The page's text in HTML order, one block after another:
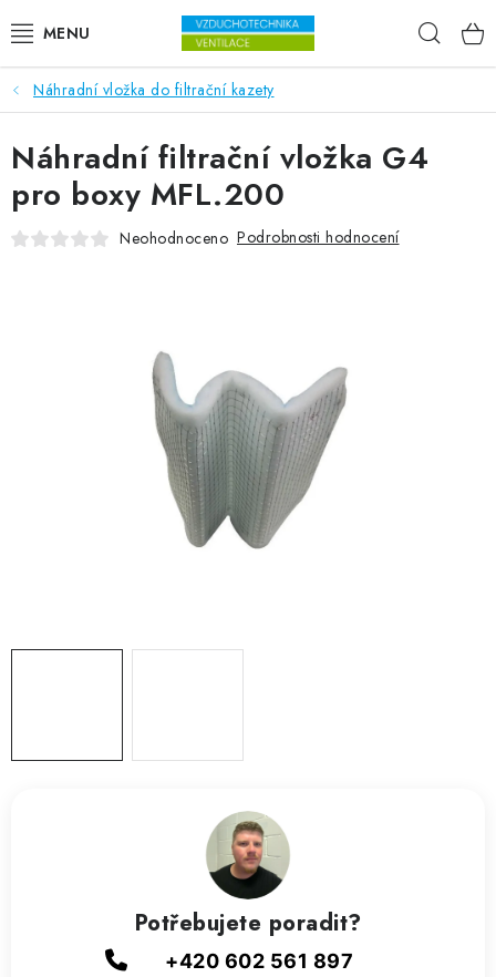
VENTILÁTORY
VZDUCHOTECHNIKA
REKUPERACE
ZVLHČOVAČE VZDUCHU PRŮMYSLOVÉ
NAHŘÍVACÍ POLŠTÁŘEK S LÁVOVÝM PÍSKEM
Náhradní vložka do filtrační kazety
Náhradní filtrační vložka G4
pro boxy MFL.200
Neohodnoceno Podrobnosti hodnocení
Potřebujete poradit?
+420 602 561 897